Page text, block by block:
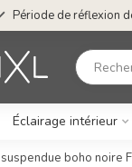
Période de réflexion
Éclairage intérieur
boho noire